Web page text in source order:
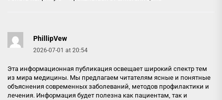
PhillipVew
2026-07-01 at 20:54
Эта информационная публикация освещает широкий спектр тем
из мира медицины. Мы предлагаем читателям ясные и понятные
объяснения современных заболеваний, методов профилактики и
лечения. Информация будет полезна как пациентам, так и